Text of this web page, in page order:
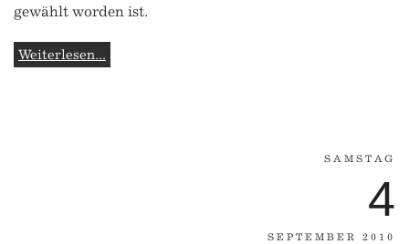
gewählt worden ist.
Weiterlesen...
SAMSTAG
4
SEPTEMBER 2010